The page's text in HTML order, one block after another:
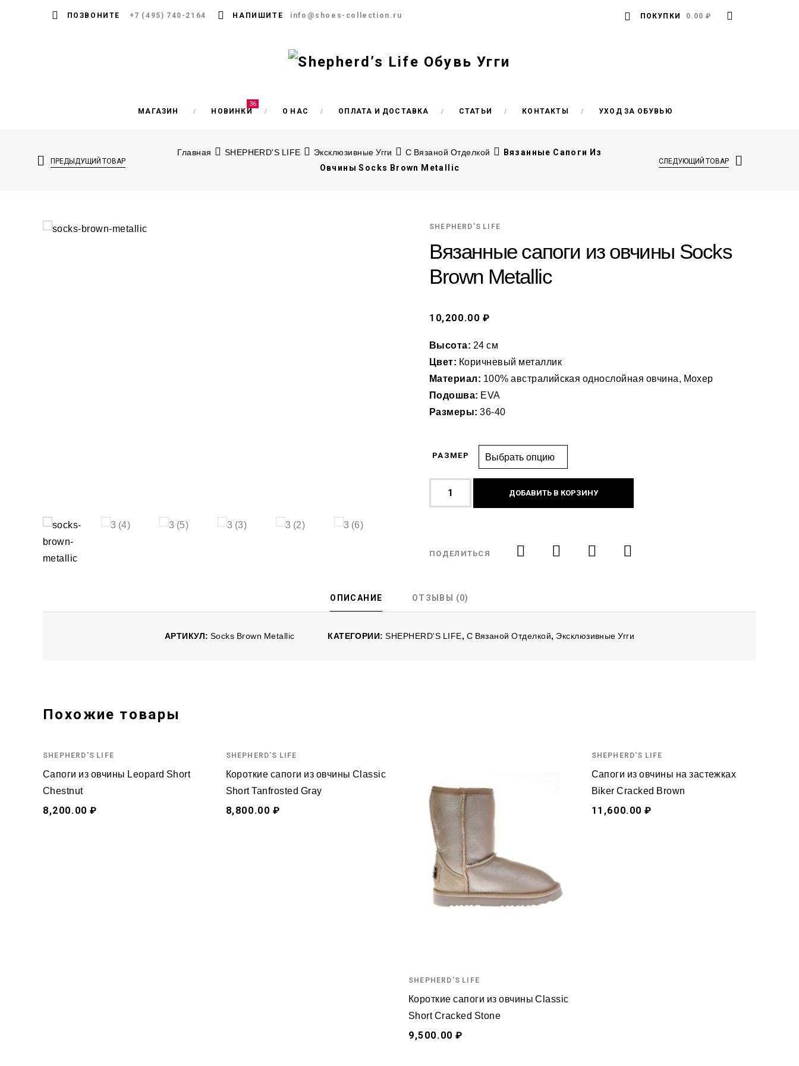
ПОЗВОНИТЕ +7 (495) 740-2164 НАПИШИТЕ info@shoes-collection.ru ПОКУПКИ 0.00 ₽
МАГАЗИН НОВИНКИ
36
О НАС ОПЛАТА И ДОСТАВКА СТАТЬИ КОНТАКТЫ УХОД ЗА ОБУВЬЮ
ПРЕДЫДУЩИЙ ТОВАР
Главная SHEPHERD'S LIFE Эксклюзивные Угги С Вязаной Отделкой
Вязанные Сапоги Из
Овчины Socks Brown Metallic
СЛЕДУЮЩИЙ ТОВАР
SHEPHERD'S LIFE
Вязанные сапоги из овчины Socks
Brown Metallic
10,200.00 ₽
Высота: 24 см
Цвет: Коричневый металлик
Материал: 100% австралийская однослойная овчина, Мохер
Подошва: EVA
Размеры: 36-40
РАЗМЕР
ДОБАВИТЬ В КОРЗИНУ
ПОДЕЛИТЬСЯ
ОПИСАНИЕ ОТЗЫВЫ (0)
АРТИКУЛ: Socks Brown Metallic КАТЕГОРИИ:SHEPHERD'S LIFE, С Вязаной Отделкой, Эксклюзивные Угги
Похожие товары
SHEPHERD'S LIFE
Сапоги из овчины Leopard Short
Chestnut
8,200.00 ₽
SHEPHERD'S LIFE
Короткие сапоги из овчины Classic
Short Tanfrosted Gray
8,800.00 ₽
SHEPHERD'S LIFE
Короткие сапоги из овчины Classic
Short Cracked Stone
9,500.00 ₽
SHEPHERD'S LIFE
Сапоги из овчины на застежках
Biker Cracked Brown
11,600.00 ₽